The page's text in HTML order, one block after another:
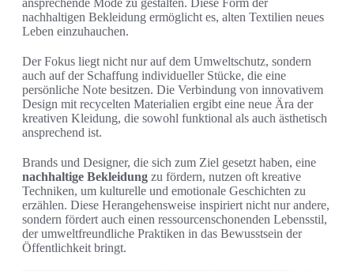
ansprechende Mode zu gestalten. Diese Form der
nachhaltigen Bekleidung ermöglicht es, alten Textilien neues
Leben einzuhauchen.
Der Fokus liegt nicht nur auf dem Umweltschutz, sondern
auch auf der Schaffung individueller Stücke, die eine
persönliche Note besitzen. Die Verbindung von innovativem
Design mit recycelten Materialien ergibt eine neue Ära der
kreativen Kleidung, die sowohl funktional als auch ästhetisch
ansprechend ist.
Brands und Designer, die sich zum Ziel gesetzt haben, eine
nachhaltige Bekleidung zu fördern, nutzen oft kreative
Techniken, um kulturelle und emotionale Geschichten zu
erzählen. Diese Herangehensweise inspiriert nicht nur andere,
sondern fördert auch einen ressourcenschonenden Lebensstil,
der umweltfreundliche Praktiken in das Bewusstsein der
Öffentlichkeit bringt.